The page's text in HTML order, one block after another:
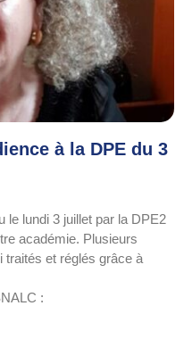
à la DPE du 3
le lundi 3 juillet par la DPE2
académie. Plusieurs
traités et réglés grâce à
: